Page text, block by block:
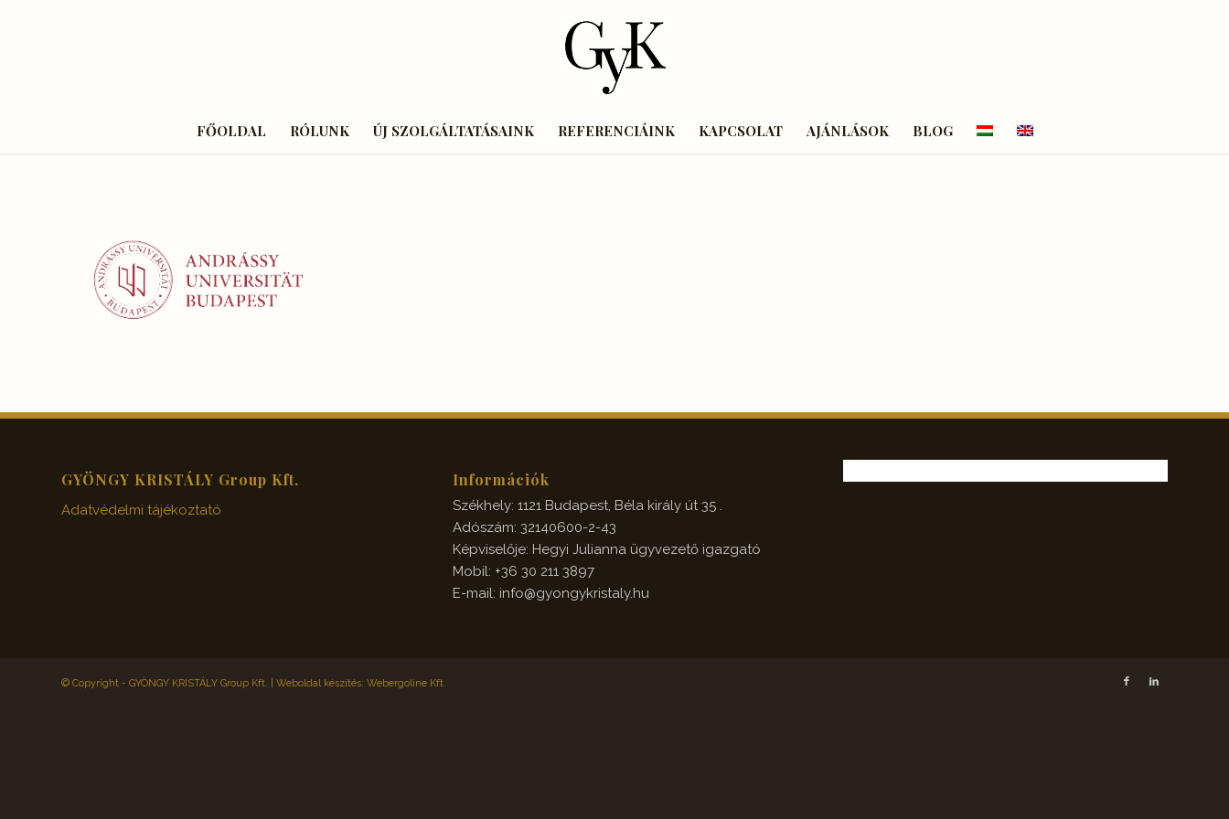
FŐOLDAL RÓLUNK ÚJ SZOLGÁLTATÁSAINK REFERENCIÁINK KAPCSOLAT AJÁNLÁSOK BLOG
GYÖNGY KRISTÁLY Group Kft.
Adatvédelmi tájékoztató
Információk
Székhely: 1121 Budapest, Béla király út 35 .
Adószám: 32140600-2-43
Képviselője: Hegyi Julianna ügyvezető igazgató
Mobil: +36 30 211 3897
E-mail: info@gyongykristaly.hu
© Copyright - GYÖNGY KRISTÁLY Group Kft. | Weboldal készítés: Webergoline Kft.